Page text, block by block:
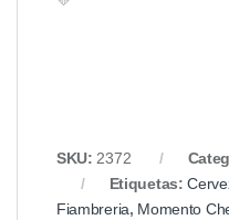
SKU:2372
Etiquetas:
Fiambreria, Momento